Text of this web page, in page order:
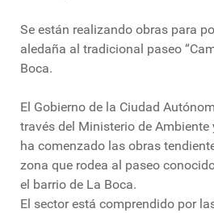
Se están realizando obras para
aledaña al tradicional paseo
Boca.
El Gobierno de la Ciudad
través del Ministerio de
ha comenzado las obras
zona que rodea al paseo
el barrio de La Boca.
El sector está comprendido por